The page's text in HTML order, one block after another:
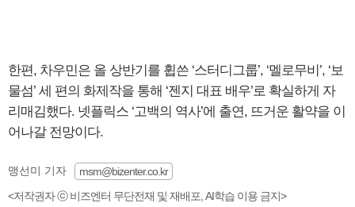
한편, 차우민은 올 상반기를 휩쓴 ‘스터디그룹’, ‘멜로무비’, ‘보
물섬’ 세 편의 화제작을 통해 ‘젠지 대표 배우’로 확실하게 자
리매김했다. 넷플릭스 ‘고백의 역사’에 출연, 뜨거운 활약을 이
어나갈 전망이다.
맹선미 기자
msm@bizenter.co.kr
<저작권자 ⓒ 비즈엔터 무단전재 및 재배포, AI학습 이용 금지>